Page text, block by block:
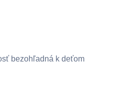
bezohľadná k deťom